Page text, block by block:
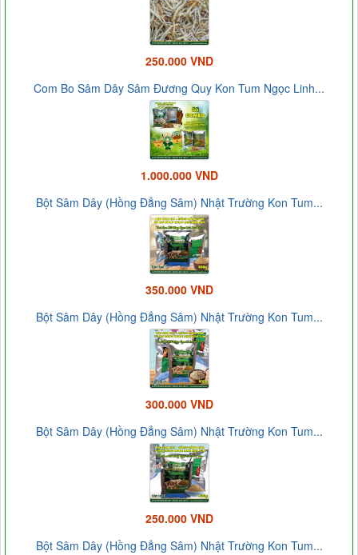
250.000 VND
Com Bo Sâm Dây Sâm Đương Quy Kon Tum Ngọc Linh...
1.000.000 VND
Bột Sâm Dây (Hồng Đẳng Sâm) Nhật Trường Kon Tum...
350.000 VND
Bột Sâm Dây (Hồng Đẳng Sâm) Nhật Trường Kon Tum...
300.000 VND
Bột Sâm Dây (Hồng Đẳng Sâm) Nhật Trường Kon Tum...
250.000 VND
Bột Sâm Dây (Hồng Đẳng Sâm) Nhật Trường Kon Tum...